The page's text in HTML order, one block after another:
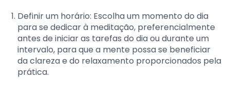
Definir um horário: Escolha um momento do dia
para se dedicar à meditação, preferencialmente
antes de iniciar as tarefas do dia ou durante um
intervalo, para que a mente possa se beneficiar
da clareza e do relaxamento proporcionados pela
prática.